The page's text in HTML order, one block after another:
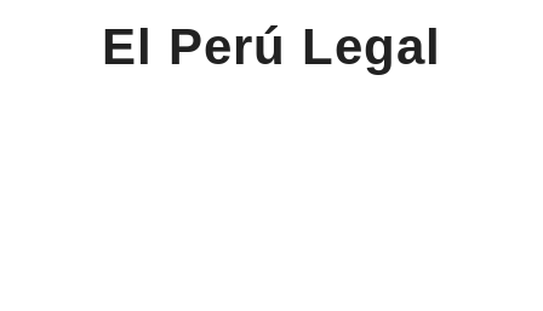
El Perú Legal